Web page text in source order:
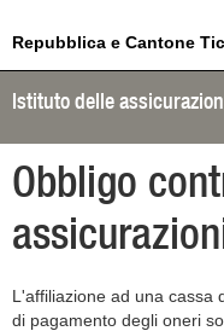
Repubblica e Cantone
Istituto delle
Obbligo
L'affiliazione ad una cassa
di pagamento degli oneri